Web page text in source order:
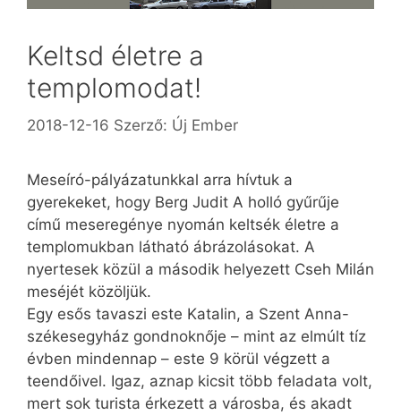
Keltsd életre a
templomodat!
2018-12-16 Szerző: Új Ember
Meseíró-pályázatunkkal arra hívtuk a
gyerekeket, hogy Berg Judit A holló gyűrűje
című meseregénye nyomán keltsék életre a
templomukban látható ábrázolásokat. A
nyertesek közül a második helyezett Cseh Milán
meséjét közöljük.
Egy esős tavaszi este Katalin, a Szent Anna-
székesegyház gondnoknője – mint az elmúlt tíz
évben mindennap – este 9 körül végzett a
teendőivel. Igaz, aznap kicsit több fel­adata volt,
mert sok turista érkezett a városba, és akadt